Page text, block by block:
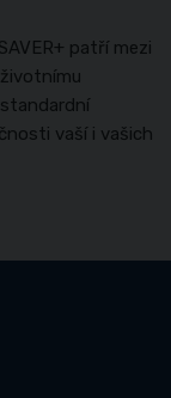
patří mezi
vaší i vašich